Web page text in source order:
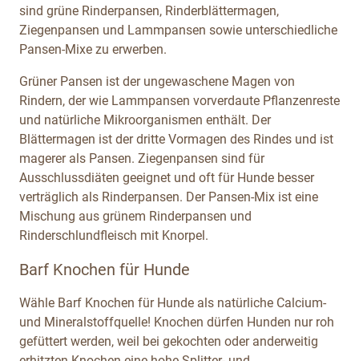
sind grüne Rinderpansen, Rinderblättermagen,
Ziegenpansen und Lammpansen sowie unterschiedliche
Pansen-Mixe zu erwerben.
Grüner Pansen ist der ungewaschene Magen von
Rindern, der wie Lammpansen vorverdaute Pflanzenreste
und natürliche Mikroorganismen enthält. Der
Blättermagen ist der dritte Vormagen des Rindes und ist
magerer als Pansen. Ziegenpansen sind für
Ausschlussdiäten geeignet und oft für Hunde besser
verträglich als Rinderpansen. Der Pansen-Mix ist eine
Mischung aus grünem Rinderpansen und
Rinderschlundfleisch mit Knorpel.
Barf Knochen für Hunde
Wähle Barf Knochen für Hunde als natürliche Calcium-
und Mineralstoffquelle! Knochen dürfen Hunden nur roh
gefüttert werden, weil bei gekochten oder anderweitig